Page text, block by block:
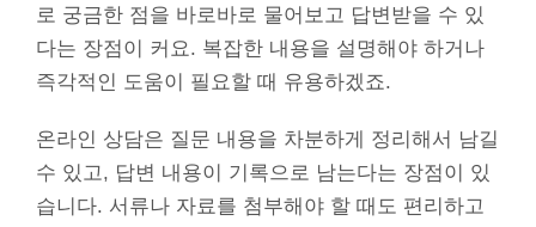
로 궁금한 점을 바로바로 물어보고 답변받을 수 있
다는 장점이 커요. 복잡한 내용을 설명해야 하거나
즉각적인 도움이 필요할 때 유용하겠죠.
온라인 상담은 질문 내용을 차분하게 정리해서 남길
수 있고, 답변 내용이 기록으로 남는다는 장점이 있
습니다. 서류나 자료를 첨부해야 할 때도 편리하고